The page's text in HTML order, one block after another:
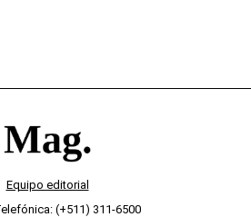
Equipo editorial
(+511) 311-6500